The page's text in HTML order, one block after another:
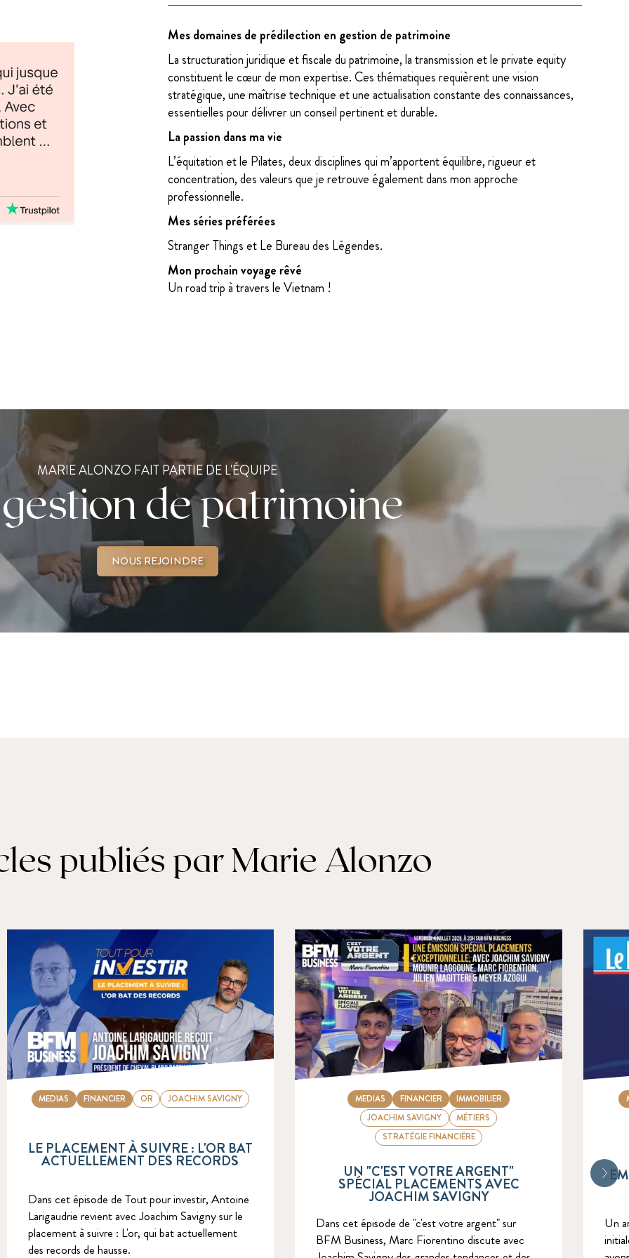
Mes domaines de prédilection en gestion de patrimoine
La structuration juridique et fiscale du patrimoine, la transmission et le private equity
constituent le cœur de mon expertise. Ces thématiques requièrent une vision
stratégique, une maîtrise technique et une actualisation constante des connaissances,
essentielles pour délivrer un conseil pertinent et durable.
La passion dans ma vie
L’équitation et le Pilates, deux disciplines qui m’apportent équilibre, rigueur et
concentration, des valeurs que je retrouve également dans mon approche
professionnelle.
Mes séries préférées
Stranger Things et Le Bureau des Légendes.
Mon prochain voyage rêvé
Un road trip à travers le Vietnam !
MARIE ALONZO FAIT PARTIE DE L'ÉQUIPE
de patrimoine
NOUS REJOINDRE
publiés par Marie Alonzo
MEDIAS OR JOACHIM SAVIGNY
FINANCIER
LE PLACEMENT À SUIVRE : L'OR BAT
ACTUELLEMENT DES RECORDS
Dans cet épisode de Tout pour investir, Antoine
Larigaudrie revient avec Joachim Savigny sur le
placement à suivre : L'or, qui bat actuellement
des records de hausse.
MEDIAS
JOACHIM SAVIGNY
MÉTIERS
STRATÉGIE FINANCIÈRE
FINANCIER IMMOBILIER
UN "C'EST VOTRE ARGENT"
SPÉCIAL PLACEMENTS AVEC
JOACHIM SAVIGNY
Dans cet épisode de "c'est votre argent" sur
BFM Business, Marc Fiorentino discute avec
Un